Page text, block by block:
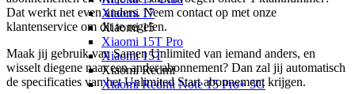
Xiaomi 17
Xiaomi 15
Xiaomi 15T Pro
Xiaomi 15T
Xiaomi Redmi
Xiaomi Redmi Note 15 Pro+ 5G
Dat werkt net even anders. Neem contact op met onze
klantenservice om dit te regelen.
Maak jij gebruik van Samen Unlimited van iemand anders, en
wisselt diegene naar een ander abonnement? Dan zal jij automatisch
de specificaties van het Unlimited Start abonnement krijgen.